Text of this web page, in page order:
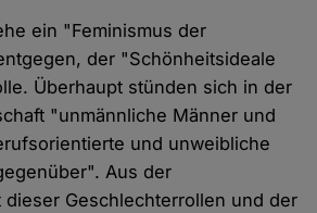
ein "Feminismus der
der "Schönheitsideale
Überhaupt stünden sich in der
"unmännliche Männer und
und unweibliche
Aus der
Geschlechterrollen und der